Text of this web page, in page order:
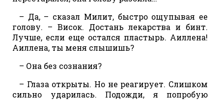
– Да, – сказал Милит, быстро ощупывая ее
голову. – Висок. Достань лекарства и бинт.
Лучше, если еще остался пластырь. Аиллена!
Аиллена, ты меня слышишь?
– Она без сознания?
– Глаза открыты. Но не реагирует. Слишком
сильно ударилась. Подожди, я попробую